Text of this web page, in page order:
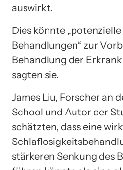
auswirkt.
Dies könnte
Behandlungen“ zur
Behandlung der
sagten sie.
James Liu, Forscher an
School und Autor der
schätzten, dass eine
stärkeren Senkung des